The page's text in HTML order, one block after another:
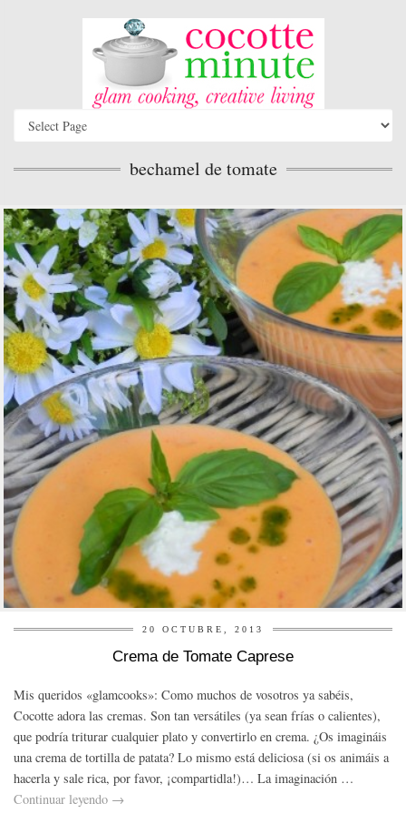
bechamel de tomate
20 OCTUBRE, 2013
Crema de Tomate Caprese
Mis queridos «glamcooks»: Como muchos de vosotros ya sabéis,
Cocotte adora las cremas. Son tan versátiles (ya sean frías o calientes),
que podría triturar cualquier plato y convertirlo en crema. ¿Os imagináis
una crema de tortilla de patata? Lo mismo está deliciosa (si os animáis a
hacerla y sale rica, por favor, ¡compartidla!)… La imaginación …
Continuar leyendo →